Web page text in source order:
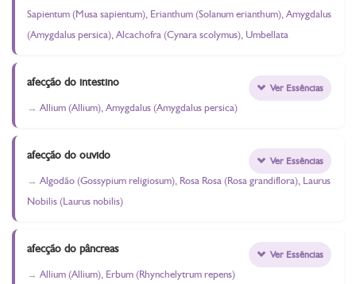
Sapientum (Musa sapientum), Erianthum (Solanum erianthum), Amygdalus
(Amygdalus persica), Alcachofra (Cynara scolymus), Umbellata
afecção do intestino
Allium (Allium), Amygdalus (Amygdalus persica)
Ver Essências
afecção do ouvido
Algodão (Gossypium religiosum), Rosa Rosa (Rosa grandiflora), Laurus
Nobilis (Laurus nobilis)
Ver Essências
afecção do pâncreas
Allium (Allium), Erbum (Rhynchelytrum repens)
Ver Essências